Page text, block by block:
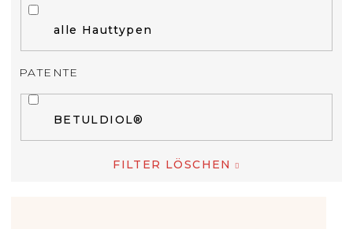
alle Hauttypen
PATENTE
BETULDIOL®
FILTER LÖSCHEN